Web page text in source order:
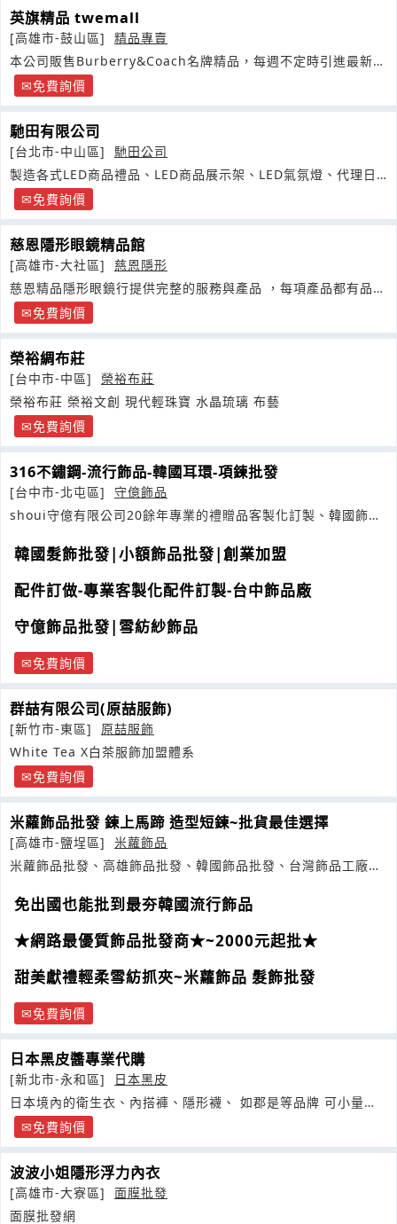
英旗精品 twemall
[高雄市-鼓山區]
精品專賣
本公司販售Burberry&Coach名牌精品，每週不定時引進最新最
流行的商品
免費詢價
馳田有限公司
[台北市-中山區]
馳田公司
製造各式LED商品禮品、LED商品展示架、LED氣氛燈、代理日
本品牌免費詢價
慈恩隱形眼鏡精品館
[高雄市-大社區]
慈恩隱形
慈恩精品隱形眼鏡行提供完整的服務與產品 ，每項產品都有品質
保證讓您使用的安心我們
免費詢價
榮裕綢布莊
[台中市-中區]
榮裕布莊
榮裕布莊 榮裕文創 現代輕珠寶 水晶琉璃 布藝
免費詢價
316不鏽鋼-流行飾品-韓國耳環-項鍊批發
[台中市-北屯區]
守億飾品
shoui守億有限公司20餘年專業的禮贈品客製化訂製、韓國飾品
韓國髮飾批發|小額飾品批發|創業加盟
配件訂做-專業客製化配件訂製-台中飾品廠
守億飾品批發|雪紡紗飾品
免費詢價
群喆有限公司(原喆服飾)
[新竹市-東區]
原喆服飾
White Tea X白茶服飾加盟體系
免費詢價
米蘿飾品批發 鍊上馬蹄 造型短鍊~批貨最佳選擇
[高雄市-鹽埕區]
米蘿飾品
米蘿飾品批發、高雄飾品批發、韓國飾品批發、台灣飾品工廠、
免出國也能批到最夯韓國流行飾品
★網路最優質飾品批發商★~2000元起批★
甜美獻禮輕柔雪紡抓夾~米蘿飾品 髮飾批發
免費詢價
日本黑皮醬專業代購
[新北市-永和區]
日本黑皮
日本境內的衛生衣、內搭褲、隱形襪、 如郡是等品牌 可小量批
發臉書免費詢價
波波小姐隱形浮力內衣
[高雄市-大寮區]
面膜批發
面膜批發網